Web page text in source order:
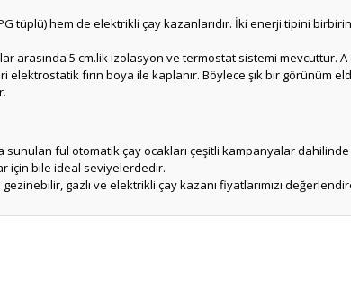
tüplü) hem de elektrikli çay kazanlarıdır. İki enerji tipini
arasında 5 cm.lik izolasyon ve termostat sistemi
fırın boya ile kaplanır. Böylece şık bir görünüm
sunulan ful otomatik çay ocakları çeşitli kampanyalar dahilinde
için bile ideal seviyelerdedir.
gazlı ve elektrikli çay kazanı fiyatlarımızı